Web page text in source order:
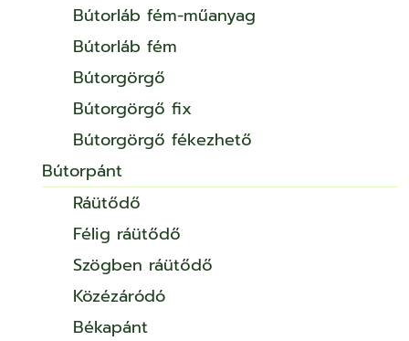
Bútorláb fém-műanyag
Bútorláb fém
Bútorgörgő
Bútorgörgő fix
Bútorgörgő fékezhető
Bútorpánt
Ráütődő
Félig ráütődő
Szögben ráütődő
Közézáródó
Békapánt